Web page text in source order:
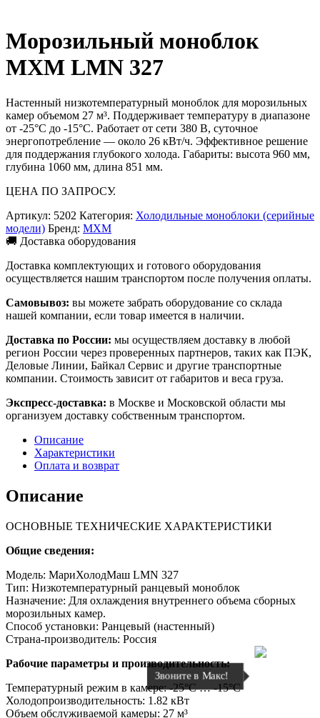
Морозильный моноблок
МХМ LMN 327
Настенный низкотемпературный моноблок для морозильных
камер объемом 27 м³. Поддерживает температуру в диапазоне
от -25°C до -15°C. Работает от сети 380 В, суточное
энергопотребление — около 26 кВт/ч. Эффективное решение
для поддержания глубокого холода. Габариты: высота 960 мм,
глубина 1060 мм, длина 851 мм.
ЦЕНА ПО ЗАПРОСУ.
Артикул: 5202 Категория: Холодильные моноблоки (серийные
модели) Бренд: МХМ
🚚 Доставка оборудования
Доставка комплектующих и готового оборудования
осуществляется нашим транспортом после получения оплаты.
Самовывоз: вы можете забрать оборудование со склада
нашей компании, если товар имеется в наличии.
Доставка по России: мы осуществляем доставку в любой
регион России через проверенных партнеров, таких как ПЭК,
Деловые Линии, Байкал Сервис и другие транспортные
компании. Стоимость зависит от габаритов и веса груза.
Экспресс-доставка: в Москве и Московской области мы
организуем доставку собственным транспортом.
Описание
Характеристики
Оплата и возврат
Описание
ОСНОВНЫЕ ТЕХНИЧЕСКИЕ ХАРАКТЕРИСТИКИ
Общие сведения:
Модель: МариХолодМаш LMN 327
Тип: Низкотемпературный ранцевый моноблок
Назначение: Для охлаждения внутреннего объема сборных
морозильных камер.
Способ установки: Ранцевый (настенный)
Страна-производитель: Россия
Рабочие параметры и производительность:
Температурный режим в камере: -25°C … -15°C
Холодопроизводительность: 1.82 кВт
Объем обслуживаемой камеры: 27 м³
Звоните в Макс!